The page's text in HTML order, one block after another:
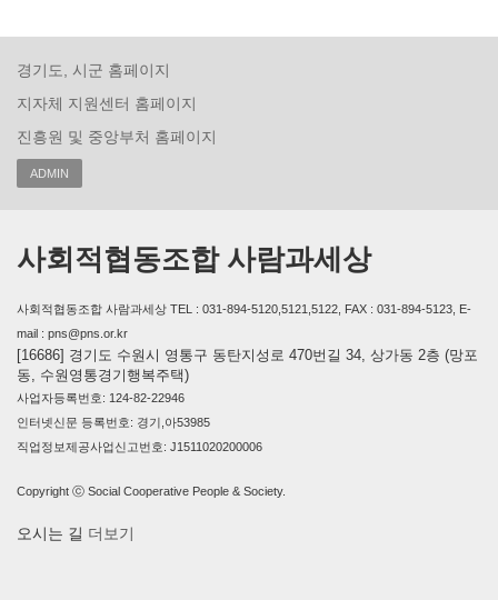
경기도, 시군 홈페이지
지자체 지원센터 홈페이지
진흥원 및 중앙부처 홈페이지
ADMIN
사회적협동조합 사람과세상
사회적협동조합 사람과세상 TEL : 031-894-5120,5121,5122, FAX : 031-894-5123, E-
mail : pns@pns.or.kr
[16686] 경기도 수원시 영통구 동탄지성로 470번길 34, 상가동 2층 (망포
동, 수원영통경기행복주택)
사업자등록번호: 124-82-22946
인터넷신문 등록번호: 경기,아53985
직업정보제공사업신고번호: J1511020200006
Copyright ⓒ Social Cooperative People & Society.
오시는 길 더보기